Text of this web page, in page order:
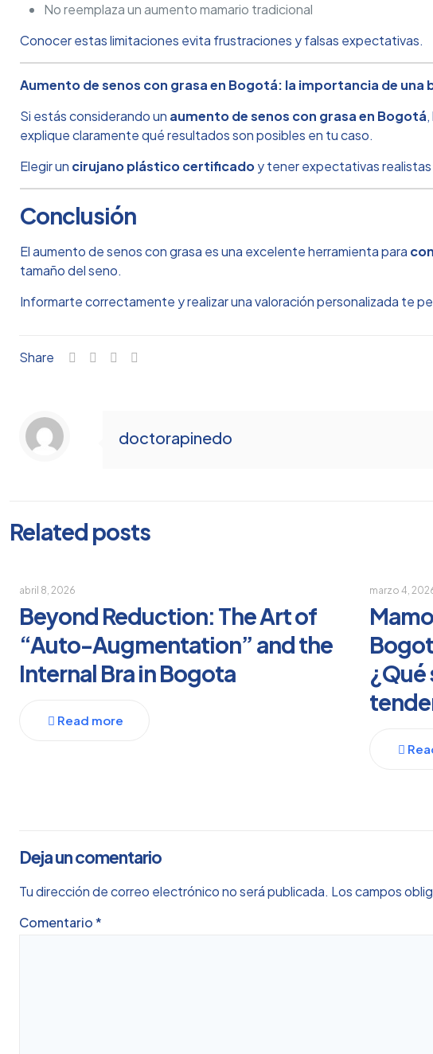
No reemplaza un aumento mamario tradicional
Conocer estas limitaciones evita frustraciones y falsas expectativas.
Aumento de senos con grasa en Bogotá: la importancia de una
Si estás considerando un aumento de senos con grasa en Bogotá
explique claramente qué resultados son posibles en tu caso.
Elegir un cirujano plástico certificadoy tener expectativas
Conclusión
El aumento de senos con grasa es una excelente herramienta para
tamaño del seno.
Informarte correctamente y realizar una valoración personalizada te
Share
doctorapinedo
Related posts
abril 8, 2026
Beyond Reduction: The Art of
“Auto-Augmentation” and the
Internal Bra in Bogota
Read more
marzo 4,
¿Qué
Deja un comentario
Tu dirección de correo electrónico no será publicada. Los campos
Comentario*